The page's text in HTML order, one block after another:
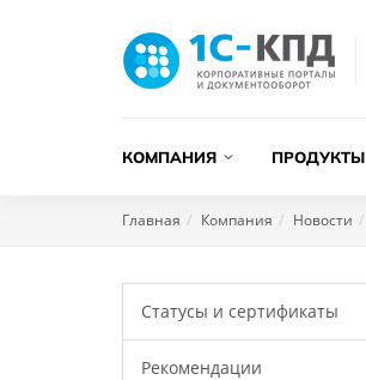
КОМПАНИЯ ПРОДУКТЫ
Главная Компания Новости
Статусы и сертификаты
Рекомендации